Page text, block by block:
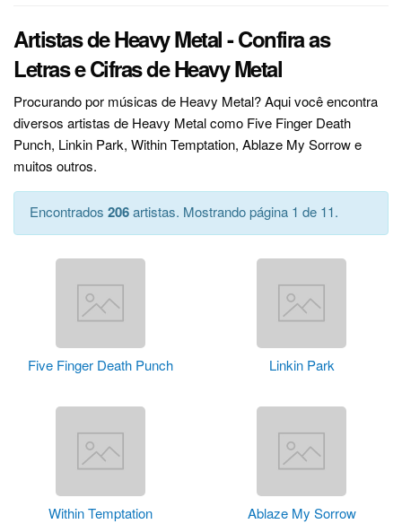
Artistas de Heavy Metal - Confira as
Letras e Cifras de Heavy Metal
Procurando por músicas de Heavy Metal? Aqui você encontra
diversos artistas de Heavy Metal como Five Finger Death
Punch, Linkin Park, Within Temptation, Ablaze My Sorrow e
muitos outros.
Encontrados 206artistas. Mostrando página 1 de 11.
Five Finger Death Punch Linkin Park
Within Temptation Ablaze My Sorrow